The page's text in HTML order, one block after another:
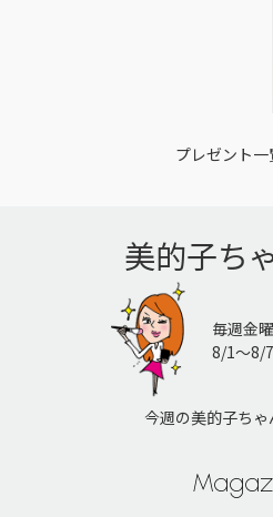
プレゼント一
美的子ち
毎週金
8/1〜8/
今週の美的子ち